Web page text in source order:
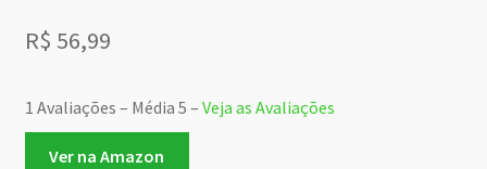
R$ 56,99
1 Avaliações – Média 5 – Veja as Avaliações
Ver na Amazon